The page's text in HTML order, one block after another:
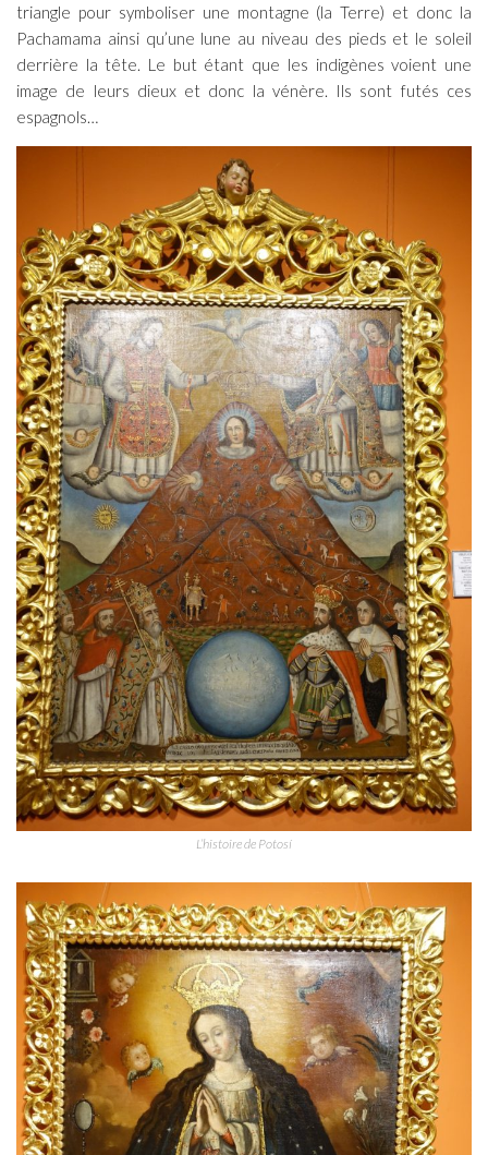
triangle pour symboliser une montagne (la Terre) et donc la
Pachamama ainsi qu’une lune au niveau des pieds et le soleil
derrière la tête. Le but étant que les indigènes voient une
image de leurs dieux et donc la vénère. Ils sont futés ces
espagnols…
L’histoire de Potosí